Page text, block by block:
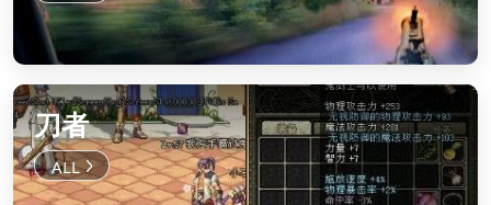
刀者